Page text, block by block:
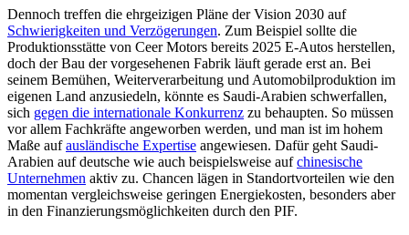
Dennoch treffen die ehrgeizigen Pläne der Vision 2030 auf
Schwierigkeiten und Verzögerungen. Zum Beispiel sollte die
Produktionsstätte von Ceer Motors bereits 2025 E-Autos herstellen,
doch der Bau der vorgesehenen Fabrik läuft gerade erst an. Bei
seinem Bemühen, Weiterverarbeitung und Automobilproduktion im
eigenen Land anzusiedeln, könnte es Saudi-Arabien schwer­fallen,
sich gegen die internationale Konkurrenz zu behaupten. So müssen
vor allem Fachkräfte angeworben werden, und man ist im hohem
Maße aufausländische Expertise angewiesen. Dafür geht Saudi-
Arabien auf deutsche wie auch beispielsweise aufchinesische
Unternehmen aktiv zu. Chancen lägen in Standort­­vorteilen wie den
momentan vergleichs­weise gerin­gen Energiekosten, besonders aber
in den Finanzierungsmöglichkeiten durch den PIF.